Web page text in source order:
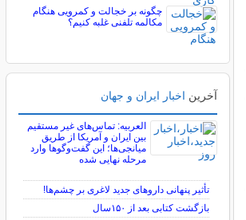
چگونه بر خجالت و کمرویی هنگام
مکالمه تلفنی غلبه کنیم؟
آخرین اخبار ایران و جهان
العربیه: تماس‌های غیر مستقیم
بین ایران و آمریکا از طریق
میانجی‌ها؛ این گفت‌و‌گو‌ها وارد
مرحله نهایی شده
تأثیر پنهانی داروهای جدید لاغری بر چشم‌ها!
بازگشت کتابی بعد از ۱۵۰سال